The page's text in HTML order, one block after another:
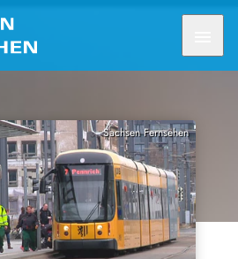
Sachsen Fernsehen